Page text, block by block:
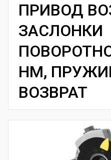
ПРИВОД
ЗАСЛОНКИ
НМ,
ВОЗВРАТ